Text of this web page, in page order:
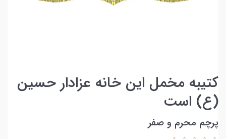
کتیبه مخمل این خانه عزادار حسین
(ع) است
پرچم محرم و صفر